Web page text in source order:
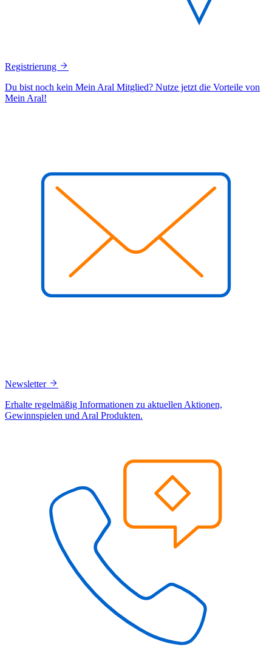
Registrierung
Du bist noch kein Mein Aral Mitglied? Nutze jetzt die Vorteile von
Mein Aral!
Newsletter
Erhalte regelmäßig Informationen zu aktuellen Aktionen,
Gewinnspielen und Aral Produkten.